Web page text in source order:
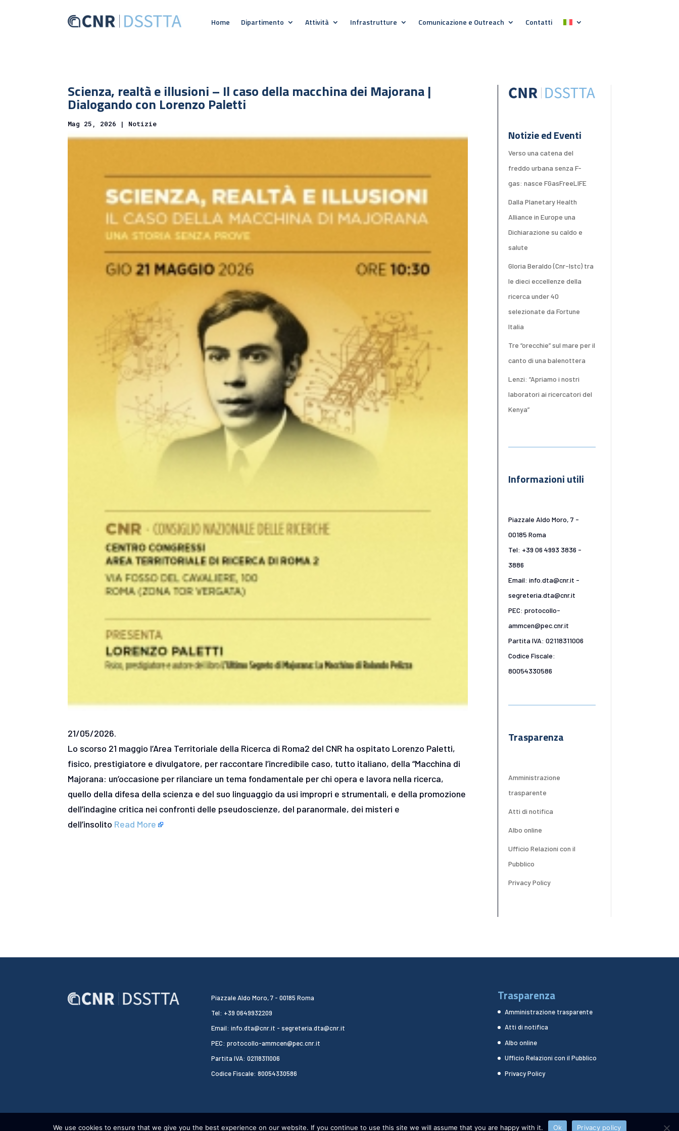
Home Dipartimento Attività Infrastrutture Comunicazione e Outreach Contatti
Scienza, realtà e illusioni – Il caso della macchina dei Majorana |
Dialogando con Lorenzo Paletti
Mag 25, 2026 | Notizie
21/05/2026.
Lo scorso 21 maggio l’Area Territoriale della Ricerca di Roma2 del CNR ha ospitato Lorenzo Paletti,
fisico, prestigiatore e divulgatore, per raccontare l’incredibile caso, tutto italiano, della “Macchina di
Majorana: un’occasione per rilanciare un tema fondamentale per chi opera e lavora nella ricerca,
quello della difesa della scienza e del suo linguaggio da usi impropri e strumentali, e della promozione
dell’indagine critica nei confronti delle pseudoscienze, del paranormale, dei misteri e
dell’insolito Read More
Notizie ed Eventi
Verso una catena del
freddo urbana senza F-
gas: nasce FGasFreeLIFE
Dalla Planetary Health
Alliance in Europe una
Dichiarazione su caldo e
salute
Gloria Beraldo (Cnr-Istc) tra
le dieci eccellenze della
ricerca under 40
selezionate da Fortune
Italia
Tre “orecchie” sul mare per il
canto di una balenottera
Lenzi: “Apriamo i nostri
laboratori ai ricercatori del
Kenya”
Informazioni utili
Piazzale Aldo Moro, 7 -
00185 Roma
Tel: +39 06 4993 3836 -
3886
Email: info.dta@cnr.it -
segreteria.dta@cnr.it
PEC: protocollo-
ammcen@pec.cnr.it
Partita IVA: 02118311006
Codice Fiscale:
80054330586
Trasparenza
Amministrazione
trasparente
Atti di notifica
Albo online
Ufficio Relazioni con il
Pubblico
Privacy Policy
Piazzale Aldo Moro, 7 - 00185 Roma
Tel: +39 0649932209
Email: info.dta@cnr.it - segreteria.dta@cnr.it
PEC: protocollo-ammcen@pec.cnr.it
Partita IVA: 02118311006
Codice Fiscale: 80054330586
Trasparenza
Amministrazione trasparente
Atti di notifica
Albo online
Ufficio Relazioni con il Pubblico
Privacy Policy
CNR DSSTTA 2024 - WEBDESIGN:HEAP DESIGN
We use cookies to ensure that we give you the best experience on our website. If you continue to use this site we will assume that you are happy with it. Ok Privacy policy